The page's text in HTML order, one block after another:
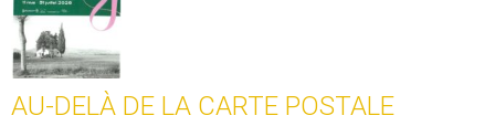
AU-DELÀ DE LA CARTE POSTALE